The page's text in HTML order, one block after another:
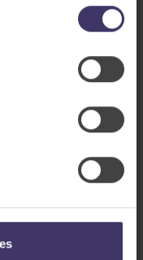
uheld
din bil har været